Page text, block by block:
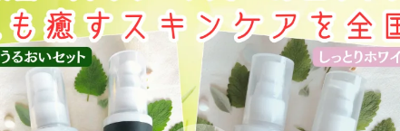
クノロジー・ガジェット ゲーム・サービス開発
映像・映画 書籍・雑誌出版